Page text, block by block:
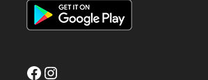
FacebookInstagram